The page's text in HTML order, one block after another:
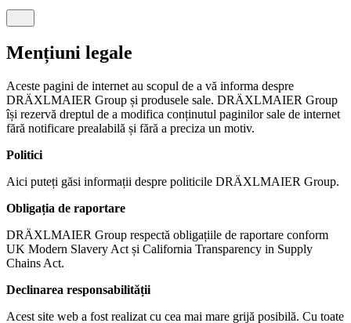
Malaysia
Thailand
ภาษาไทย
Vietnam
Tiếng Việt
United States
Mențiuni legale
Aceste pagini de internet au scopul de a vă informa despre
DRÄXLMAIER Group și produsele sale. DRÄXLMAIER Group
își rezervă dreptul de a modifica conținutul paginilor sale de internet
fără notificare prealabilă și fără a preciza un motiv.
Politici
Aici puteți găsi informații despre politicile DRÄXLMAIER Group.
Obligația de raportare
DRÄXLMAIER Group respectă obligațiile de raportare conform
UK Modern Slavery Act și California Transparency in Supply
Chains Act.
Declinarea responsabilității
Acest site web a fost realizat cu cea mai mare grijă posibilă. Cu toate